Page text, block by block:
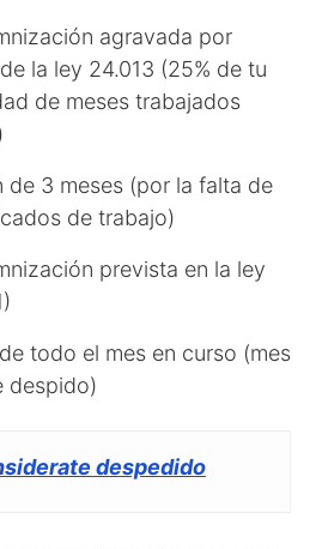
agravada por
la ley 24.013 (25% de tu
de meses trabajados
de 3 meses (por la falta de
de trabajo)
prevista en la ley
todo el mes en curso (mes
despido)
despedido